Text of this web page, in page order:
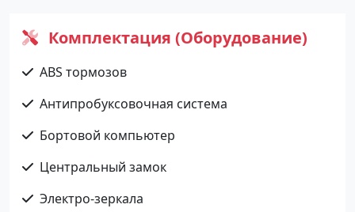
Комплектация (Оборудование)
ABS тормозов
Антипробуксовочная система
Бортовой компьютер
Центральный замок
Электро-зеркала